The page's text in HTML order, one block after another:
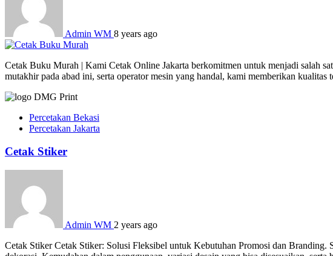
Admin WM 8 years ago
Cetak Buku Murah | Kami Cetak Online Jakarta berkomitmen untuk menjadi salah
mutakhir pada abad ini, serta operator mesin yang handal, kami memberikan
Percetakan Bekasi
Percetakan Jakarta
Cetak Stiker
Admin WM 2 years ago
Cetak Stiker Cetak Stiker: Solusi Fleksibel untuk Kebutuhan Promosi dan